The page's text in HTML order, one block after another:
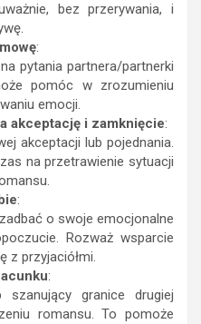
bez przerywania, i
:
pytania partnera/partnerki
pomóc w zrozumieniu
emocji.
akceptację i zamknięcie:
akceptacji lub pojednania.
na przetrawienie sytuacji
:
o swoje emocjonalne
Rozważ wsparcie
z przyjaciółmi.
:
granice drugiej
romansu. To pomoże